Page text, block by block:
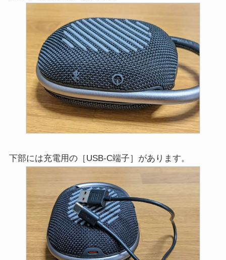
下部には充電用の［USB-C端子］があります。